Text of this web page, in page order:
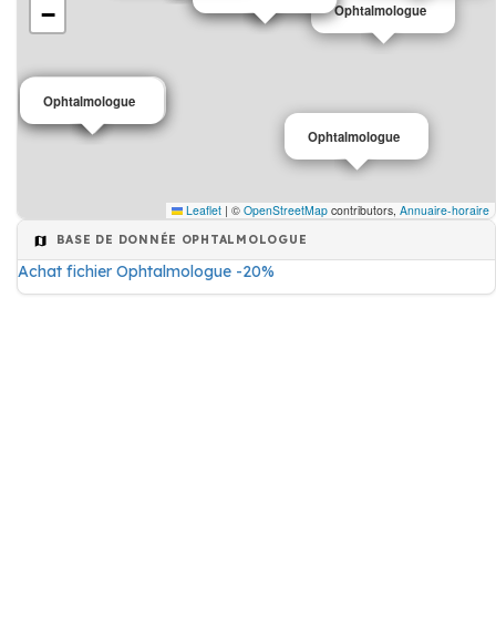
Ophtalmologue
Ophtalmologue
Ophtalmologue
Ophtalmologue
−
Leaflet | © OpenStreetMap contributors, Annuaire-horaire
BASE DE DONNÉE OPHTALMOLOGUE
Achat fichier Ophtalmologue -20%